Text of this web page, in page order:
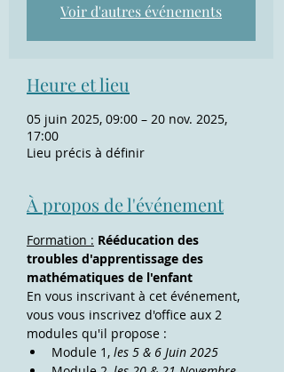
Voir d'autres événements
Heure et lieu
05 juin 2025, 09:00 – 20 nov. 2025,
17:00
Lieu précis à définir
À propos de l'événement
Formation : Rééducation des
troubles d'apprentissage des
mathématiques de l'enfant
En vous inscrivant à cet événement,
vous vous inscrivez d'office aux 2
modules qu'il propose :
Module 1, les 5 & 6 Juin 2025